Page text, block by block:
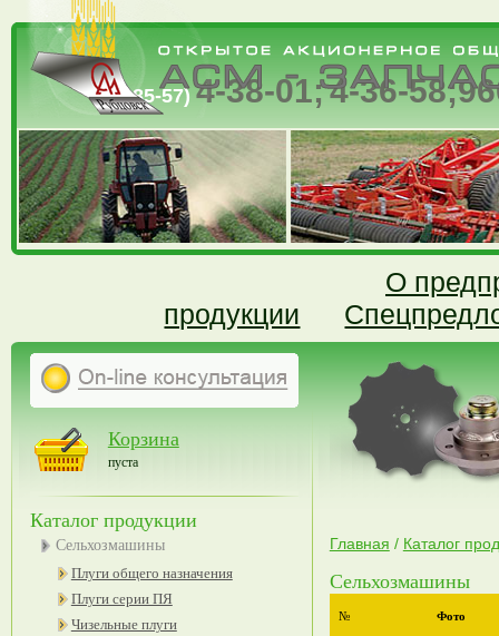
(385-57) 4-38-01;4-36-58;
О
продукции
Корзина
пуста
Каталог продукции
Сельхозмашины
Плуги общего назначения
Плуги серии ПЯ
Чизельные плуги
Главная / Каталог
Сельхозмашины
№ Фото